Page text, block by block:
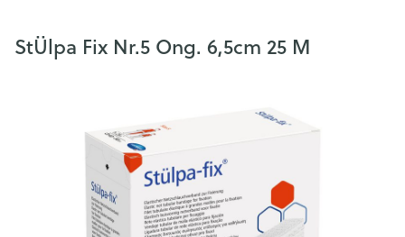
StÜlpa Fix Nr.5 Ong. 6,5cm 25 M